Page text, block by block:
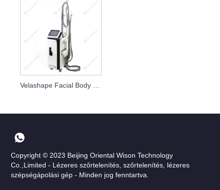
Velashape Facial Body Sculpt RF vákuumkavitációs test karcsúsító
Copyright © 2023 Beijing Oriental Wison Technology
Co.,Limited - Lézeres szőrtelenítés, szőrtelenítés, lézeres
szépségápolási gép - Minden jog fenntartva.